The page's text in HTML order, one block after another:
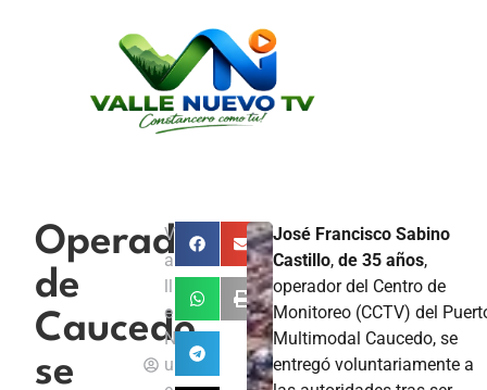
Operador
de
Caucedo
se
V
a
e
N
u
José Francisco Sabino
Castillo,de 35 años,
operador del Centro de
Monitoreo (CCTV) del
Multimodal Caucedo, se
entregó voluntariamente a